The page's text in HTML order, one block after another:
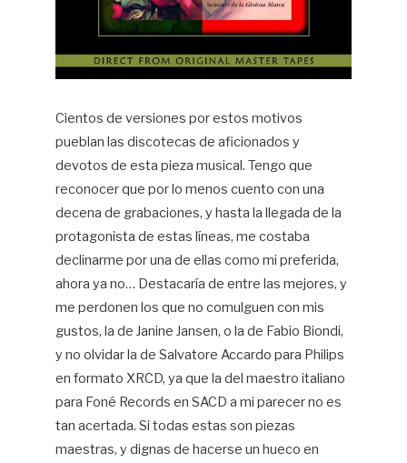
Cientos de versiones por estos motivos
pueblan las discotecas de aficionados y
devotos de esta pieza musical. Tengo que
reconocer que por lo menos cuento con una
decena de grabaciones, y hasta la llegada de la
protagonista de estas líneas, me costaba
declinarme por una de ellas como mi preferida,
ahora ya no… Destacaría de entre las mejores, y
me perdonen los que no comulguen con mis
gustos, la de Janine Jansen, o la de Fabio Biondi,
y no olvidar la de Salvatore Accardo para Philips
en formato XRCD, ya que la del maestro italiano
para Foné Records en SACD a mi parecer no es
tan acertada. Si todas estas son piezas
maestras, y dignas de hacerse un hueco en